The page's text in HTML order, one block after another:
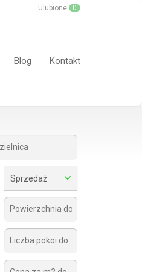
Ulubione 0
Blog Kontakt
Sprzedaż